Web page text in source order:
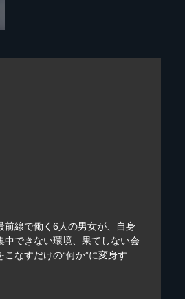
線で働く6人の男女が、自身
できない環境、果てしない会
なすだけの“何か”に変身す